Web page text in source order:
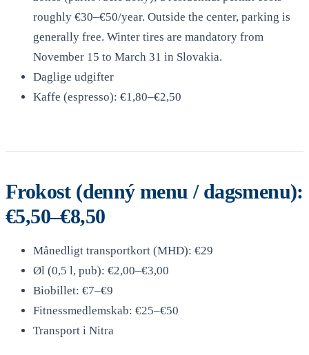
roughly €30–€50/year. Outside the center, parking is
generally free. Winter tires are mandatory from
November 15 to March 31 in Slovakia.
Daglige udgifter
Kaffe (espresso): €1,80–€2,50
Frokost (denný menu / dagsmenu):
€5,50–€8,50
Månedligt transportkort (MHD): €29
Øl (0,5 l, pub): €2,00–€3,00
Biobillet: €7–€9
Fitnessmedlemskab: €25–€50
Transport i Nitra